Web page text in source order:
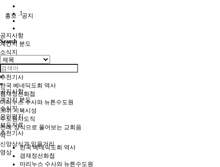
홍보 · 공지
공지사항
계간지 분도
소식지
은인편지
보도자료
추천기사
한국 베네딕도회 역사
겸재정선화첩
마리누스 수사와 뉴튼수도원
38위 시복시성
수도원사도직
전례·상식으로 풀어보는 교회음
악
신앙상식과 읽을거리
영상
1
Search
공지사항
계간지 분도
소식지
은인편지
보도자료
추천기사
한국 베네딕도회 역사
겸재정선화첩
마리누스 수사와 뉴튼수도원